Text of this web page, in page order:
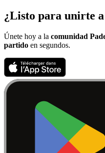
¿Listo para unirte
Únete hoy a la comunidad
partido en segundos.